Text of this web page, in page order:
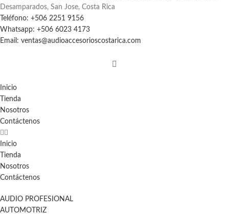
Desamparados, San Jose, Costa Rica
Teléfono: +506 2251 9156
Whatsapp: +506 6023 4173
Email: ventas@audioaccesorioscostarica.com
Inicio
Tienda
Nosotros
Contáctenos
Inicio
Tienda
Nosotros
Contáctenos
AUDIO PROFESIONAL
AUTOMOTRIZ